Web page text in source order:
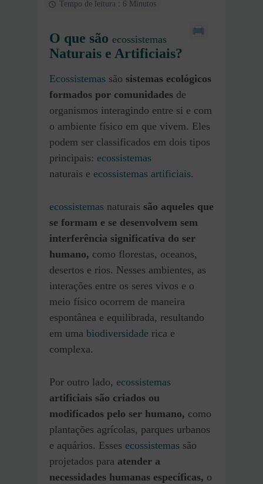
Tempo de leitura : 6 Minutos
O que são ecossistemas
Naturais e Artificiais?
Ecossistemas são sistemas ecológicos
formados por comunidades de
organismos interagindo entre si e com
o ambiente físico em que vivem. Eles
podem ser classificados em dois tipos
principais: ecossistemas
naturais e ecossistemas artificiais.
ecossistemas naturais são aqueles que
se formam e se desenvolvem sem
interferência significativa do ser
humano, como florestas, oceanos,
desertos e rios. Nesses ambientes, as
interações entre os seres vivos e o
meio físico ocorrem de maneira
espontânea e equilibrada, resultando
em uma biodiversidade rica e
complexa.
Por outro lado, ecossistemas
artificiais são criados ou
modificados pelo ser humano, como
plantações agrícolas, parques urbanos
e aquários. Esses ecossistemas são
projetados para atender a
necessidades humanas específicas, o